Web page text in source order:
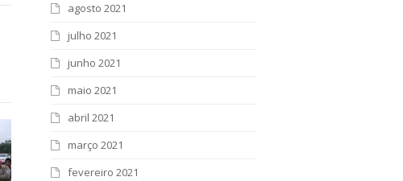
agosto 2021
julho 2021
junho 2021
maio 2021
abril 2021
março 2021
fevereiro 2021